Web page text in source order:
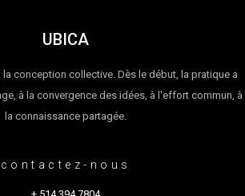
UBICA
conception collective. Dès le début, la pratique a
à la convergence des idées, à l'effort commun, à
la connaissance partagée.
contactez-nous